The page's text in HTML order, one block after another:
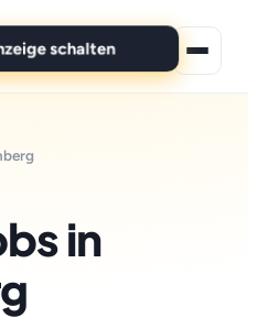
schalten
in